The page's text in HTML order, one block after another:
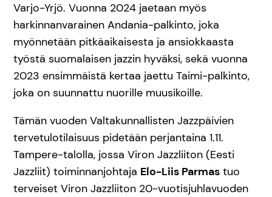
Varjo-Yrjö. Vuonna 2024 jaetaan myös
harkinnanvarainen Andania-palkinto, joka
myönnetään pitkäaikaisesta ja ansiokkaasta
työstä suomalaisen jazzin hyväksi, sekä vuonna
2023 ensimmäistä kertaa jaettu Taimi-palkinto,
joka on suunnattu nuorille muusikoille.
Tämän vuoden Valtakunnallisten Jazzpäivien
tervetulotilaisuus pidetään perjantaina 1.11.
Tampere-talolla, jossa Viron Jazzliiton (Eesti
Jazzliit) toiminnanjohtaja Elo-Liis Parmas tuo
terveiset Viron Jazzliiton 20-vuotisjuhlavuoden